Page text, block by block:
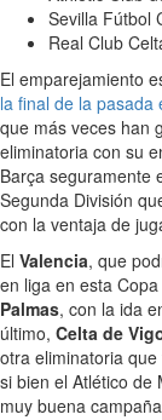
Sevilla Fútbol
Real Club
El emparejamiento
la final de la pasada
que más veces han
eliminatoria con su
Barça seguramente
Segunda División
con la ventaja de
El Valencia, que
en liga en esta
Palmas, con la ida
último, Celta de
otra eliminatoria
si bien el Atlético de
muy buena